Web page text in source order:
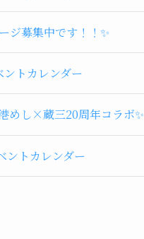
ジ募集中です！！✨
トカレンダー
めし×蔵三20周年コラボ✨
ントカレンダー